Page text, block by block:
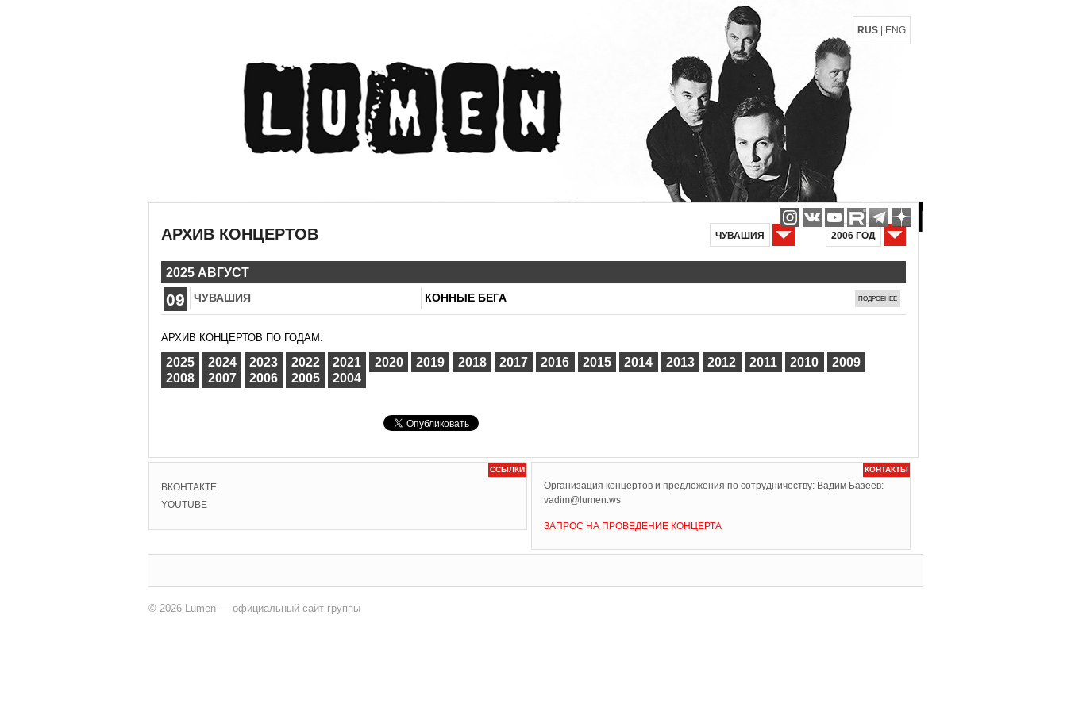
RUS ENG
АРХИВ КОНЦЕРТОВ 2006 ГОД
ЧУВАШИЯ
2025 АВГУСТ
09 ЧУВАШИЯ КОННЫЕ БЕГА ПОДРОБНЕЕ
АРХИВ КОНЦЕРТОВ ПО ГОДАМ:
2025 2024 2023 2022 2021 2020 2019 2018 2017 2016 2015 2014 2013 2012 2011 2010
2009
2008
2007 2006 2005 2004
ССЫЛКИ
ВКОНТАКТЕ
YOUTUBE
КОНТАКТЫ
Организация концертов и предложения по сотрудничеству: Вадим Базеев:
vadim@lumen.ws
ЗАПРОС НА ПРОВЕДЕНИЕ КОНЦЕРТА
© 2026 Lumen — официальный сайт группы